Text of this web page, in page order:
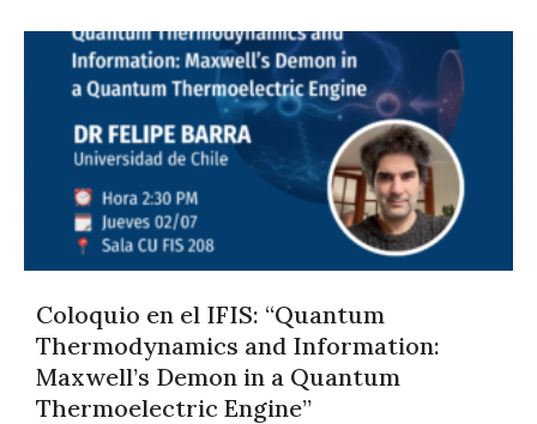
Coloquio en el IFIS: “Quantum
Thermodynamics and Information:
Maxwell’s Demon in a Quantum
Thermoelectric Engine”